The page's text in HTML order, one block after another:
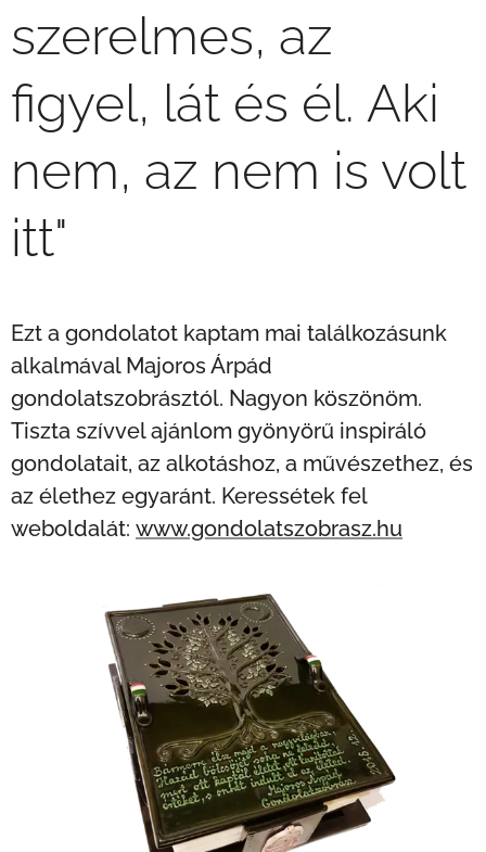
szerelmes, az
figyel, lát és él. Aki
nem, az nem is volt
itt"
Ezt a gondolatot kaptam mai találkozásunk
alkalmával Majoros Árpád
gondolatszobrásztól. Nagyon köszönöm.
Tiszta szívvel ajánlom gyönyörű inspiráló
gondolatait, az alkotáshoz, a művészethez, és
az élethez egyaránt. Keressétek fel
weboldalát: www.gondolatszobrasz.hu